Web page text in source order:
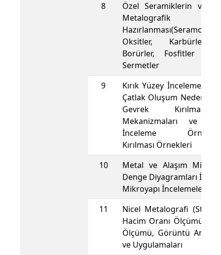
8
Özel Seramiklerin ve
Metalografik
Oksitler, Karbürler,
Borürler, Fosfitler ve
Sermetler
9
Kırık Yüzey İncelemeleri:
Çatlak Oluşum Nedenleri,
Gevrek Kırılma
Mekanizmaları ve
İnceleme
Kırılması Örnekleri
10
Metal ve Alaşım
Denge Diyagramları
Mikroyapı İncelemeleri
11
Nicel Metalografi
Hacim Oranı Ölçümü,
Ölçümü, Görüntü Analiz
ve Uygulamaları